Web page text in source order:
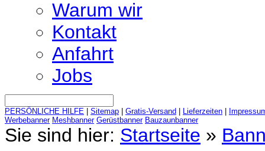
Warum wir
Kontakt
Anfahrt
Jobs
PERSÖNLICHE HILFE Sitemap Gratis-Versand Lieferzeiten
Werbebanner Meshbanner Gerüstbanner Bauzaunbanner
Sie sind hier: Startseite »